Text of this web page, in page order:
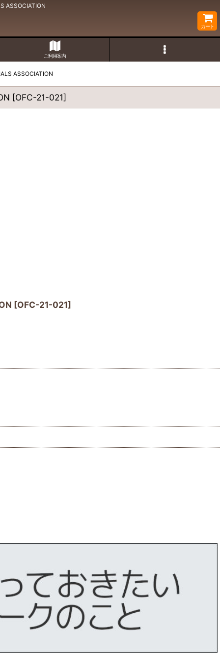
ASSOCIATION
カート
ご利用案内
ASSOCIATION
[OFC-21-021]
[OFC-21-021]